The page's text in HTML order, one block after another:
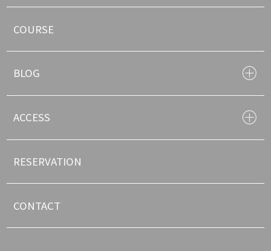
COURSE
BLOG
ACCESS
RESERVATION
CONTACT